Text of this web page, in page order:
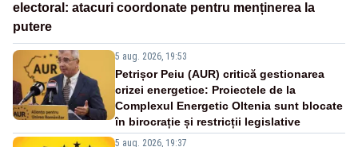
electoral: atacuri coordonate pentru menținerea la
putere
5 aug. 2026, 19:53
Petrișor Peiu (AUR) critică gestionarea
crizei energetice: Proiectele de la
Complexul Energetic Oltenia sunt blocate
în birocrație și restricții legislative
5 aug. 2026, 19:37